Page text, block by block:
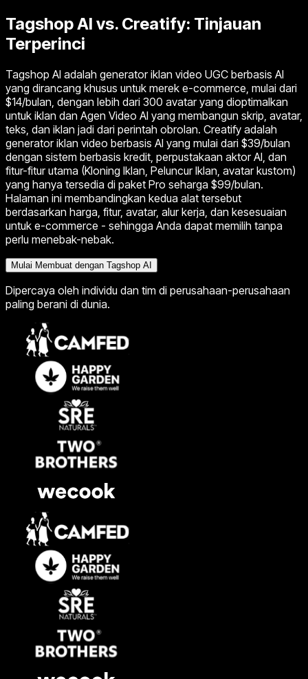
Tagshop AI vs. Creatify: Tinjauan
Terperinci
Tagshop AI adalah generator iklan video UGC berbasis AI
yang dirancang khusus untuk merek e-commerce, mulai dari
$14/bulan, dengan lebih dari 300 avatar yang dioptimalkan
untuk iklan dan Agen Video AI yang membangun skrip, avatar,
teks, dan iklan jadi dari perintah obrolan. Creatify adalah
generator iklan video berbasis AI yang mulai dari $39/bulan
dengan sistem berbasis kredit, perpustakaan aktor AI, dan
fitur-fitur utama (Kloning Iklan, Peluncur Iklan, avatar kustom)
yang hanya tersedia di paket Pro seharga $99/bulan.
Halaman ini membandingkan kedua alat tersebut
berdasarkan harga, fitur, avatar, alur kerja, dan kesesuaian
untuk e-commerce - sehingga Anda dapat memilih tanpa
perlu menebak-nebak.
Mulai Membuat dengan Tagshop AI
Dipercaya oleh individu dan tim di perusahaan-perusahaan
paling berani di dunia.